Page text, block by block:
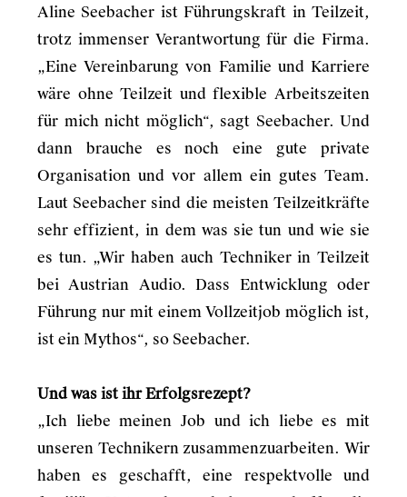
Aline Seebacher ist Führungskraft in Teilzeit,
trotz immenser Verantwortung für die Firma.
„Eine Vereinbarung von Familie und Karriere
wäre ohne Teilzeit und flexible Arbeitszeiten
für mich nicht möglich“, sagt Seebacher. Und
dann brauche es noch eine gute private
Organisation und vor allem ein gutes Team.
Laut Seebacher sind die meisten Teilzeitkräfte
sehr effizient, in dem was sie tun und wie sie
es tun. „Wir haben auch Techniker in Teilzeit
bei Austrian Audio. Dass Entwicklung oder
Führung nur mit einem Vollzeitjob möglich ist,
ist ein Mythos“, so Seebacher.
Und was ist ihr Erfolgsrezept?
„Ich liebe meinen Job und ich liebe es mit
unseren Technikern zusammenzuarbeiten. Wir
haben es geschafft, eine respektvolle und